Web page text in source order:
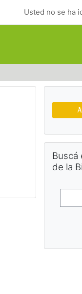
Usted no se ha
Buscá
de la
Buscar